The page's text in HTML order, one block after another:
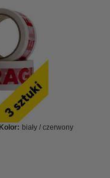
Kolor: biały / czerwony